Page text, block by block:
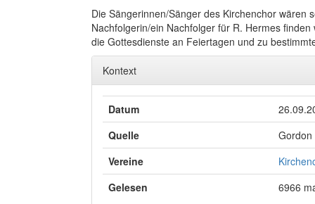
Die Sängerinnen/Sänger des Kirchenchor wären
Nachfolgerin/ein Nachfolger für R. Hermes
die Gottesdienste an Feiertagen und zu
Kontext
Datum
Quelle
Gordon
Vereine
Gelesen
6966